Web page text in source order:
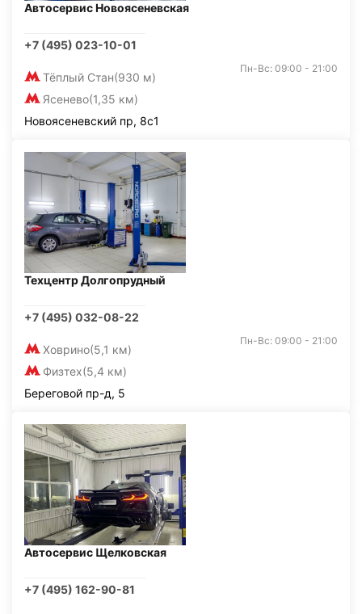
Автосервис Новоясеневская
+7 (495) 023-10-01
Тёплый Стан(930 м)
Ясенево(1,35 км)
Пн-Вс: 09:00 - 21:00
Новоясеневский пр, 8с1
Техцентр Долгопрудный
+7 (495) 032-08-22
Ховрино(5,1 км)
Физтех(5,4 км)
Пн-Вс: 09:00 - 21:00
Береговой пр-д, 5
Автосервис Щелковская
+7 (495) 162-90-81